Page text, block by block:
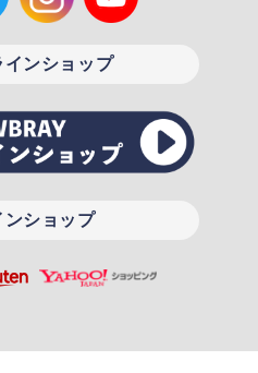
インショップ
ンショップ